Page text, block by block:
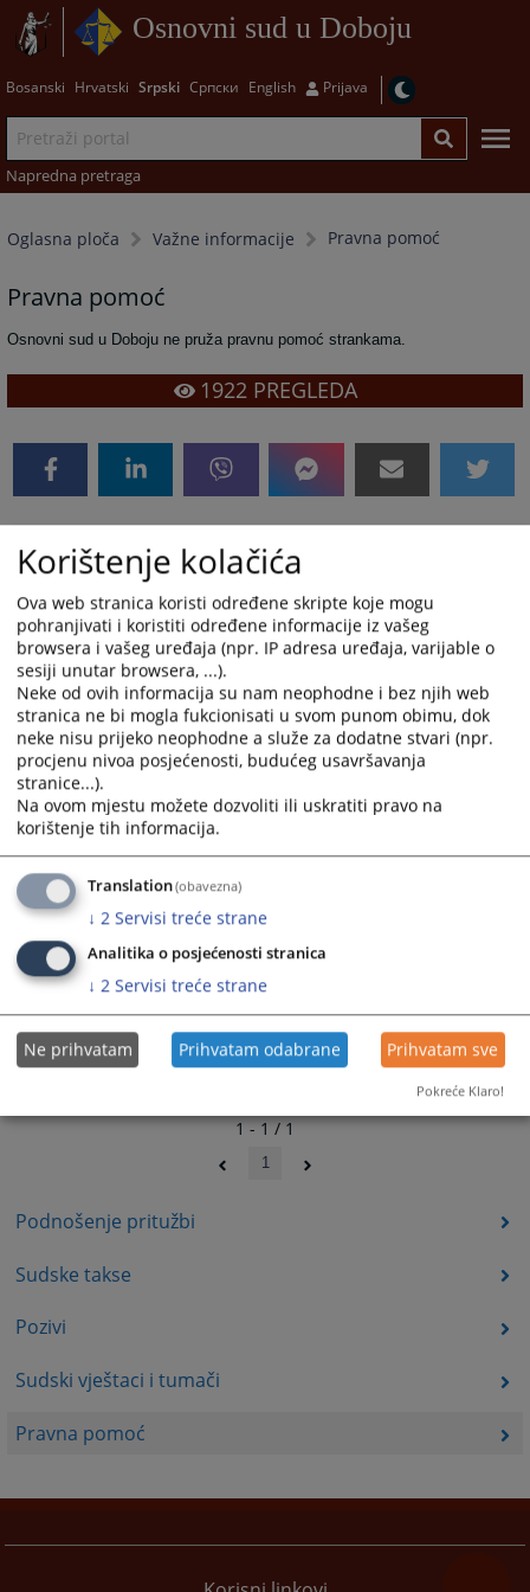
Osnovni sud u Doboju
Bosanski Hrvatski Srpski Српски English Prijava
Napredna pretraga
Oglasna ploča Važne informacije Pravna pomoć
Podnošenje pritužbi
Sudske takse
Pozivi
Sudski vještaci i tumači
Pravna pomoć
Pravna pomoć
Osnovni sud u Doboju ne pruža pravnu pomoć strankama.
1922PREGLEDA
1 - 1 / 1
1
Korištenje kolačića
Ova web stranica koristi određene skripte koje mogu
pohranjivati i koristiti određene informacije iz vašeg
browsera i vašeg uređaja (npr. IP adresa uređaja, varijable o
sesiji unutar browsera, ...).
Neke od ovih informacija su nam neophodne i bez njih web
stranica ne bi mogla fukcionisati u svom punom obimu, dok
neke nisu prijeko neophodne a služe za dodatne stvari (npr.
procjenu nivoa posjećenosti, budućeg usavršavanja
stranice...).
Na ovom mjestu možete dozvoliti ili uskratiti pravo na
korištenje tih informacija.
Translation(obavezna)
↓ 2 Servisi treće strane
Analitika o posjećenosti stranica
↓ 2 Servisi treće strane
Ne prihvatam Prihvatam odabrane Prihvatam sve
Pokreće Klaro!